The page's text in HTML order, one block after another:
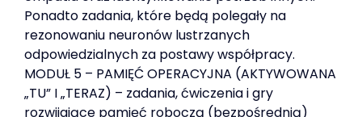
Ponadto zadania, które będą polegały na
rezonowaniu neuronów lustrzanych
odpowiedzialnych za postawy współpracy.
MODUŁ 5 – PAMIĘĆ OPERACYJNA (AKTYWOWANA
„TU” I „TERAZ) – zadania, ćwiczenia i gry
rozwijające pamięć roboczą (bezpośrednią)